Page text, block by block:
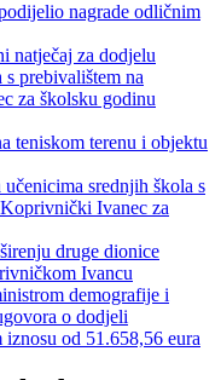
nagrade odličnim
natječaj za dodjelu
prebivalištem na
za školsku godinu
teniskom terenu i objektu
srednjih škola s
Ivanec za
druge dionice
Ivancu
demografije i
o dodjeli
iznosu od 51.658,56 eura